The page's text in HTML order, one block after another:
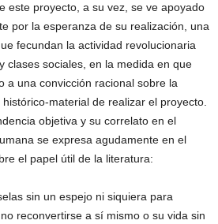
este proyecto, a su vez, se ve apoyado
por la esperanza de su realización, una
fecundan la actividad revolucionaria
clases sociales, en la medida en que
a una convicción racional sobre la
material de realizar el proyecto.
objetiva y su correlato en el
se expresa agudamente en el
el papel útil de la literatura:
sin un espejo ni siquiera para
reconvertirse a sí mismo o su vida sin